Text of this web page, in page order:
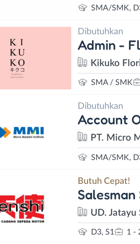
SMA/SMK,
Dibutuhkan
Admin -
Kikuko
SMA / SMK
Dibutuhkan
Account
PT. Micro
SMA/SMK,
Butuh Cepat!
UD. Jatayu
D3, S1 1 -